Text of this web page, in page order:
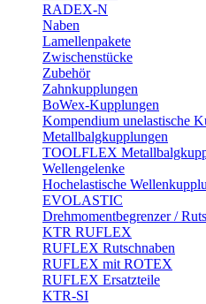
RADEX-N
Naben
Lamellenpakete
Zwischenstücke
Zubehör
Zahnkupplungen
BoWex-Kupplungen
Kompendium unelastische
Metallbalgkupplungen
TOOLFLEX
Wellengelenke
Hochelastische
EVOLASTIC
Drehmomentbegrenzer /
KTR RUFLEX
RUFLEX Rutschnaben
RUFLEX mit ROTEX
RUFLEX Ersatzteile
KTR-SI